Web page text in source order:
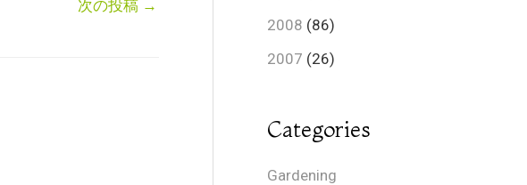
次の投稿 →
2008 (86)
2007 (26)
Categories
Gardening